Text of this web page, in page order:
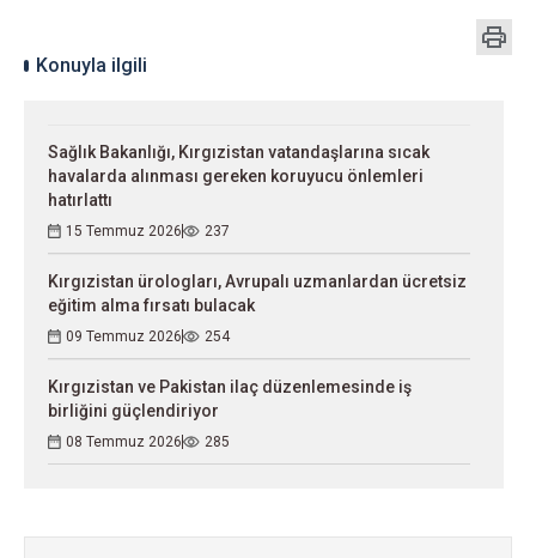
Konuyla ilgili
Sağlık Bakanlığı, Kırgızistan vatandaşlarına sıcak
havalarda alınması gereken koruyucu önlemleri
hatırlattı
15 Temmuz 2026 237
Kırgızistan ürologları, Avrupalı uzmanlardan ücretsiz
eğitim alma fırsatı bulacak
09 Temmuz 2026 254
Kırgızistan ve Pakistan ilaç düzenlemesinde iş
birliğini güçlendiriyor
08 Temmuz 2026 285